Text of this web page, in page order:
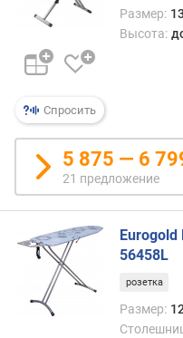
н
.
в
ы
о
т
а
(
с
м
в
с
(
Спросить
Размер:
Высота:
5 875 — 6
21 предложение
Eurogold
56458L
розетка
Размер: